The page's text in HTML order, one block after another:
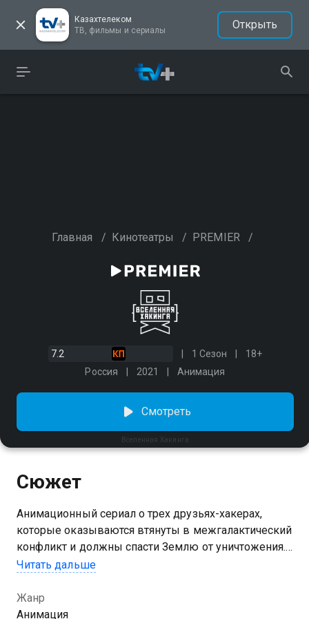
Казахтелеком
ТВ, фильмы и сериалы
Открыть
Главная / Кинотеатры / PREMIER /
7.2 1 Сезон
18+
Россия
2021 Анимация
Вселенная Хакинга
Смотреть
Сюжет
Анимационный сериал о трех друзьях-хакерах,
которые оказываются втянуты в межгалактический
конфликт и должны спасти Землю от уничтожения.
Родители Федора пропали, когда он был совсем
устройство, которое знает ответы на все вопросы.
Попытки найти родных спустя много лет
Читать дальше
Жанр
Анимация